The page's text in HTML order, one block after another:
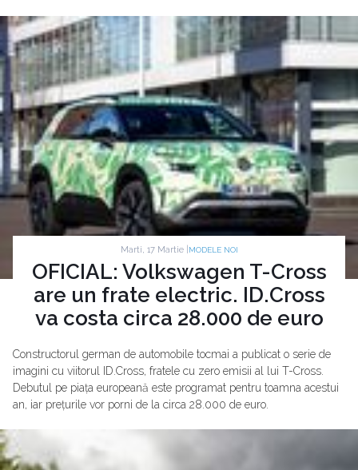
Marti, 17 Martie | MODELE NOI
OFICIAL: Volkswagen T-Cross
are un frate electric. ID.Cross
va costa circa 28.000 de euro
Constructorul german de automobile tocmai a publicat o serie de
imagini cu viitorul ID.Cross, fratele cu zero emisii al lui T-Cross.
Debutul pe piața europeană este programat pentru toamna acestui
an, iar prețurile vor porni de la circa 28.000 de euro.